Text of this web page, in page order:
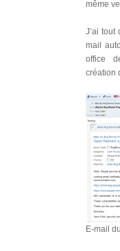
même
J’ai tout
mail
office
création
E-mail